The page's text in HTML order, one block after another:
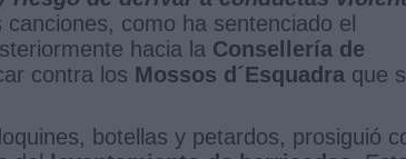
como ha sentenciado el
hacia la Consellería de
contra los Mossos d´Esquadra que
botellas y petardos, prosiguió